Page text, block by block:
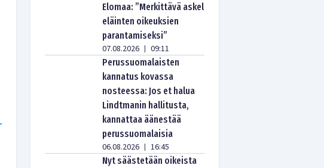
Elomaa: ”Merkittävä askel
eläinten oikeuksien
parantamiseksi”
07.08.2026 | 09:11
Perussuomalaisten
kannatus kovassa
nosteessa: Jos et halua
Lindtmanin hallitusta,
kannattaa äänestää
perussuomalaisia
06.08.2026 | 16:45
Nyt säästetään oikeista